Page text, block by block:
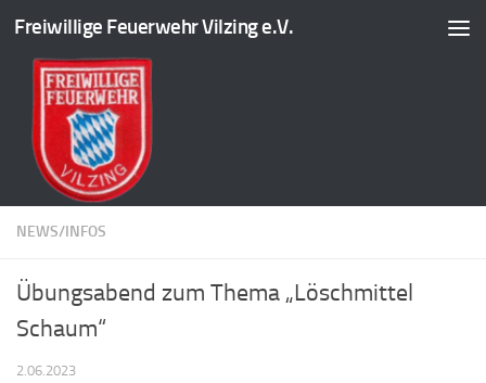
Zum Inhalt springen
Freiwillige Feuerwehr Vilzing e.V.
NEWS/INFOS
Übungsabend zum Thema „Löschmittel
Schaum“
2.06.2023